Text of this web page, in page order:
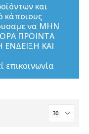
και
κάποιους
να ΜΗΝ
ΠΡΟΙΝΤΑ
ΚΑΙ
επικοινωνία